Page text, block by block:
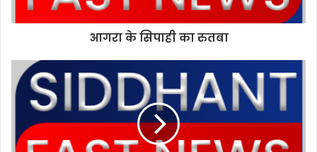
आगरा के सिपाही का रुतबा